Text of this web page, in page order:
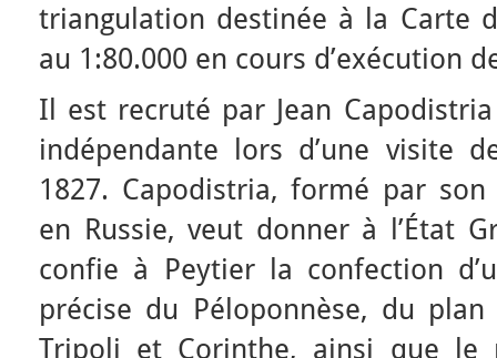
triangulation destinée à la Carte
au 1:80.000 en cours d’exécution
Il est recruté par Jean
indépendante lors d’une visite
1827. Capodistria, formé par
en Russie, veut donner à l’État
confie à Peytier la confection
précise du Péloponnèse, du
Tripoli et Corinthe, ainsi que le